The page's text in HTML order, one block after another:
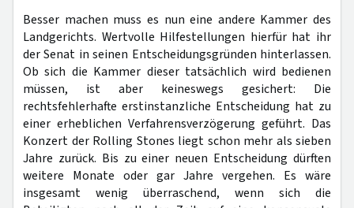
Besser machen muss es nun eine andere Kammer des
Landgerichts. Wertvolle Hilfestellungen hierfür hat ihr
der Senat in seinen Entscheidungsgründen hinterlassen.
Ob sich die Kammer dieser tatsächlich wird bedienen
müssen, ist aber keineswegs gesichert: Die
rechtsfehlerhafte erstinstanzliche Entscheidung hat zu
einer erheblichen Verfahrensverzögerung geführt. Das
Konzert der Rolling Stones liegt schon mehr als sieben
Jahre zurück. Bis zu einer neuen Entscheidung dürften
weitere Monate oder gar Jahre vergehen. Es wäre
insgesamt wenig überraschend, wenn sich die